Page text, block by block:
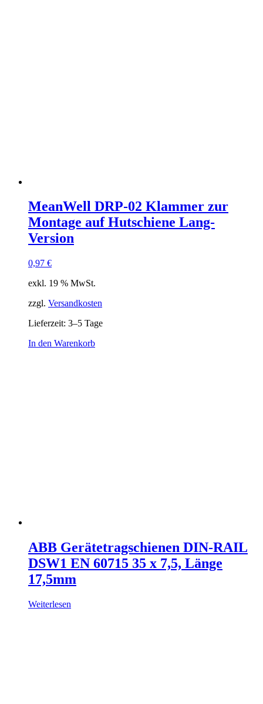
MeanWell DRP-02 Klammer zur
Montage auf Hutschiene Lang-
Version
0,97 €
exkl. 19 % MwSt.
zzgl. Versandkosten
Lieferzeit: 3–5 Tage
In den Warenkorb
ABB Gerätetragschienen DIN-RAIL
DSW1 EN 60715 35 x 7,5, Länge
17,5mm
Weiterlesen